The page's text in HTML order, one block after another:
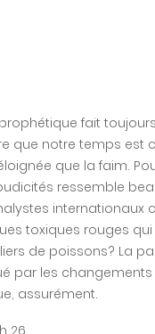
fait
que notre temps
que la faim.
ressemble
toxiques rouges
de poissons? La
par les
assurément.
26